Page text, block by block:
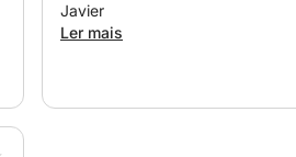
Javier
Ler mais